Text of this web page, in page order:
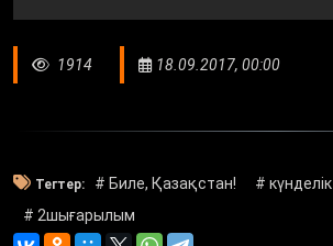
1914 18.09.2017, 00:00
Тегтер: # Биле, Қазақстан! # күнделік
# 2шығарылым